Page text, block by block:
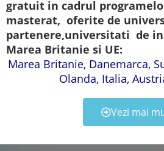
gratuit in cadrul
masterat, oferite de
partenere,universitati de
Marea Britanie si UE:
Marea Britanie, Danemarca,
Olanda, Italia,
Vezi mai